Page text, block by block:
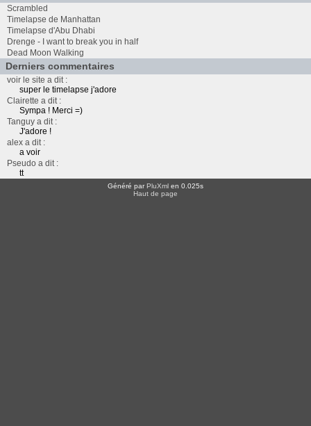
Scrambled
Timelapse de Manhattan
Timelapse d'Abu Dhabi
Drenge - I want to break you in half
Dead Moon Walking
Derniers commentaires
voir le site a dit :
super le timelapse j'adore
Clairette a dit :
Sympa ! Merci =)
Tanguy a dit :
J'adore !
alex a dit :
a voir
Pseudo a dit :
tt
Généré parPluXml en 0.025s
Haut de page